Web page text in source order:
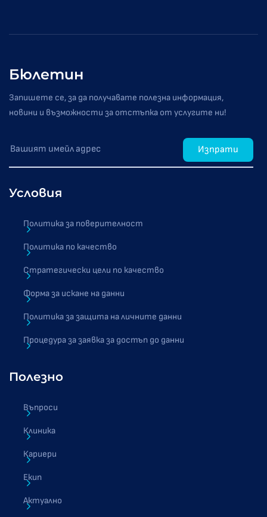
Бюлетин
Запишете се, за да получавате полезна информация,
новини и възможности за отстъпка от услугите ни!
Изпрати
Условия
Политика за поверителност
Политика по качество
Стратегически цели по качество
Форма за искане на данни
Политика за защита на личните данни
Процедура за заявка за достъп до данни
Полезно
Въпроси
Клиника
Кариери
Екип
Актуално